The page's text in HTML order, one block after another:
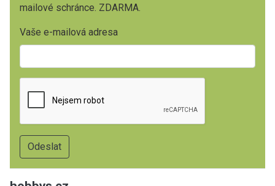
mailové schránce. ZDARMA.
Vaše e-mailová adresa